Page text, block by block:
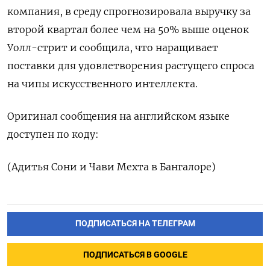
компания, в среду спрогнозировала выручку за
второй квартал более чем на 50% выше оценок
Уолл-стрит и сообщила, что наращивает
поставки для удовлетворения растущего спроса
на чипы искусственного интеллекта.
Оригинал сообщения на английском языке
доступен по коду:
(Адитья Сони и Чави Мехта в Бангалоре)
ПОДПИСАТЬСЯ НА ТЕЛЕГРАМ
ПОДПИСАТЬСЯ В GOOGLE